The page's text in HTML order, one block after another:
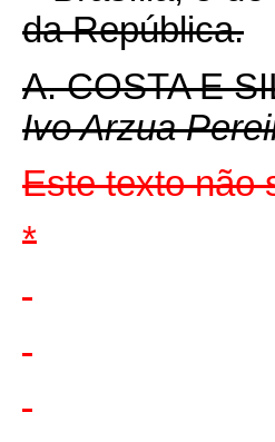
da República.
A. COSTA E
Ivo Arzua
Este texto não
*